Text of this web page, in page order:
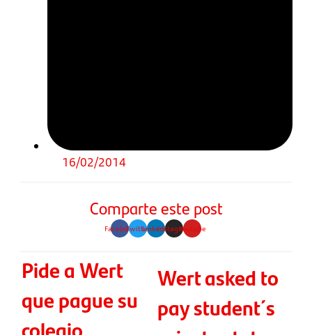
16/02/2014
Comparte este post
FacebookTwitterLinkedinInstagramYoutube
Pide a Wert
que pague su
Wert asked to
pay student´s